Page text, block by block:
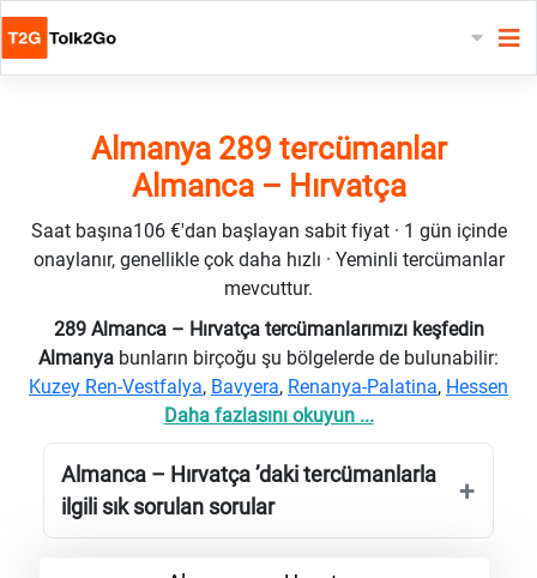
Almanya 289 tercümanlar
Almanca – Hırvatça
Saat başına106 €'dan başlayan sabit fiyat · 1 gün içinde
onaylanır, genellikle çok daha hızlı · Yeminli tercümanlar
mevcuttur.
289 Almanca – Hırvatça tercümanlarımızı keşfedin
Almanya bunların birçoğu şu bölgelerde de bulunabilir:
Kuzey Ren-Vestfalya, Bavyera, Renanya-Palatina, Hessen
Daha fazlasını okuyun ...
Almanca – Hırvatça ’daki tercümanlarla
ilgili sık sorulan sorular